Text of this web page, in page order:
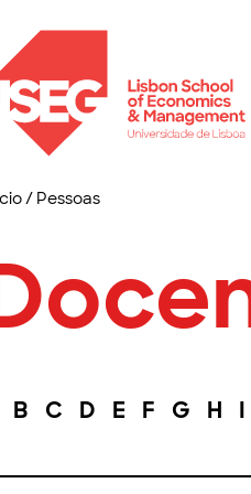
/ Pessoas
B C D E F G H I